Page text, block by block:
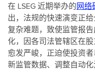
在 LSEG 近期举办的网络
出，法规的快速演变正
复杂难题，致使监管报
化，因各司法管辖区在
愈发严峻，正迫使投资
新监管数据、调整自动化